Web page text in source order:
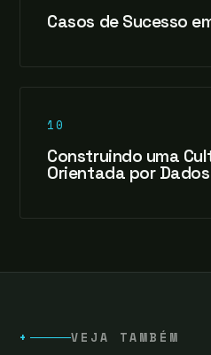
Casos de Sucesso
10
Construindo uma
Orientada por Dados
+ VEJA TAMBÉM